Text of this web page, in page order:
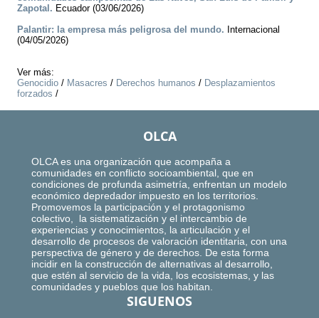
Zapotal. Ecuador (03/06/2026)
Palantir: la empresa más peligrosa del mundo. Internacional
(04/05/2026)
Ver más:
Genocidio / Masacres / Derechos humanos / Desplazamientos
forzados /
OLCA
OLCA es una organización que acompaña a
comunidades en conflicto socioambiental, que en
condiciones de profunda asimetría, enfrentan un modelo
económico depredador impuesto en los territorios.
Promovemos la participación y el protagonismo
colectivo, la sistematización y el intercambio de
experiencias y conocimientos, la articulación y el
desarrollo de procesos de valoración identitaria, con una
perspectiva de género y de derechos. De esta forma
incidir en la construcción de alternativas al desarrollo,
que estén al servicio de la vida, los ecosistemas, y las
comunidades y pueblos que los habitan.
SIGUENOS